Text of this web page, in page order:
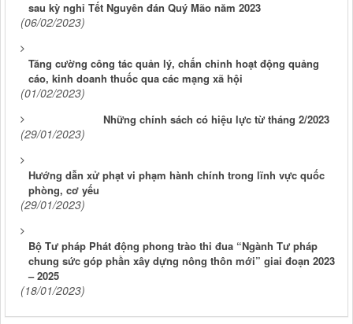
sau kỳ nghỉ Tết Nguyên đán Quý Mão năm 2023
(06/02/2023)
Tăng cường công tác quản lý, chấn chỉnh hoạt động quảng
cáo, kinh doanh thuốc qua các mạng xã hội
(01/02/2023)
Những chính sách có hiệu lực từ tháng 2/2023
(29/01/2023)
Hướng dẫn xử phạt vi phạm hành chính trong lĩnh vực quốc
phòng, cơ yếu
(29/01/2023)
Bộ Tư pháp Phát động phong trào thi đua “Ngành Tư pháp
chung sức góp phần xây dựng nông thôn mới” giai đoạn 2023
– 2025
(18/01/2023)